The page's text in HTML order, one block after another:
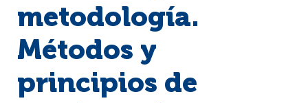
metodología.
Métodos y
principios de